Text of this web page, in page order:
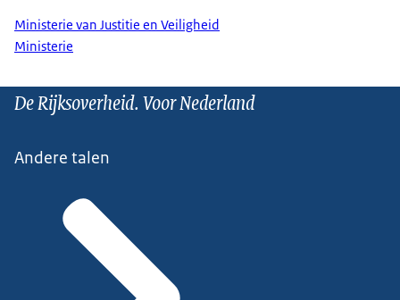
Ministerie van Justitie en Veiligheid
Ministerie
De Rijksoverheid. Voor Nederland
Andere talen